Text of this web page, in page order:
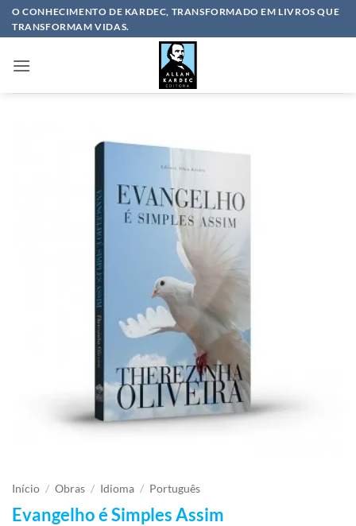
SkipO CONHECIMENTO DE KARDEC, TRANSFORMADO EM LIVROS QUE
TRANSFORMAM VIDAS.
Início / Obras / Idioma / Português
Evangelho é Simples Assim